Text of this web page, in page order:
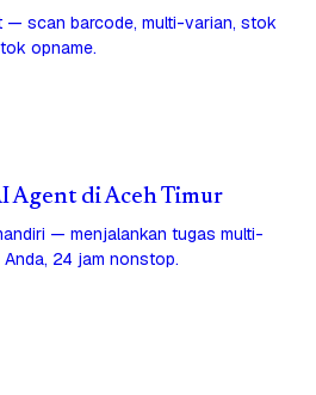
— scan barcode, multi-varian, stok
opname.
Agent di Aceh Timur
— menjalankan tugas multi-
24 jam nonstop.